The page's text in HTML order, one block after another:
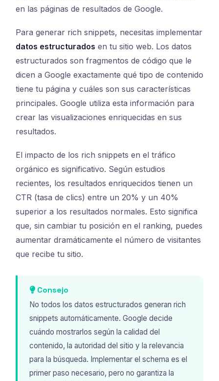
en las páginas de resultados de Google.
Para generar rich snippets, necesitas implementar
datos estructurados en tu sitio web. Los datos
estructurados son fragmentos de código que le
dicen a Google exactamente qué tipo de contenido
tiene tu página y cuáles son sus características
principales. Google utiliza esta información para
crear las visualizaciones enriquecidas en sus
resultados.
El impacto de los rich snippets en el tráfico
orgánico es significativo. Según estudios
recientes, los resultados enriquecidos tienen un
CTR (tasa de clics) entre un 20% y un 40%
superior a los resultados normales. Esto significa
que, sin cambiar tu posición en el ranking, puedes
aumentar dramáticamente el número de visitantes
que recibe tu sitio.
Consejo
No todos los datos estructurados generan rich
snippets automáticamente. Google decide
cuándo mostrarlos según la calidad del
contenido, la autoridad del sitio y la relevancia
para la búsqueda. Implementar el schema es el
primer paso necesario, pero no garantiza la